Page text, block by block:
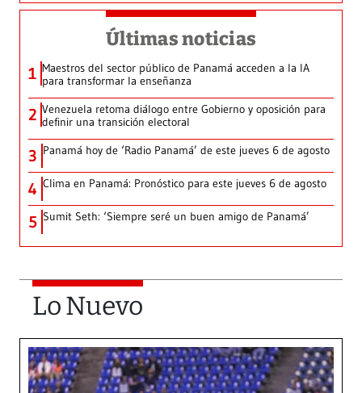
Últimas noticias
1 Maestros del sector público de Panamá acceden a la IA
para transformar la enseñanza
2 Venezuela retoma diálogo entre Gobierno y oposición para
definir una transición electoral
3 Panamá hoy de ‘Radio Panamá’ de este jueves 6 de agosto
4 Clima en Panamá: Pronóstico para este jueves 6 de agosto
5 Sumit Seth: ‘Siempre seré un buen amigo de Panamá’
Lo Nuevo